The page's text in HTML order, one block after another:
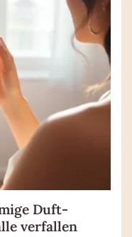
Duft-
verfallen